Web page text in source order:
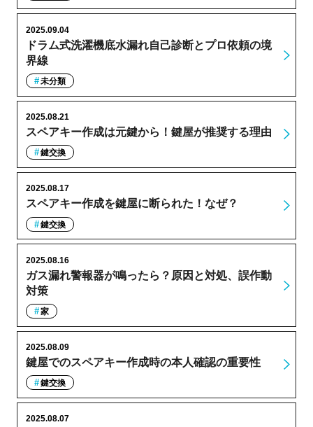
ドラム式洗濯機底水漏れ自己診断とプロ依頼の境
界線
2025.09.04
未分類
スペアキー作成は元鍵から！鍵屋が推奨する理由
2025.08.21
鍵交換
スペアキー作成を鍵屋に断られた！なぜ？
2025.08.17
鍵交換
ガス漏れ警報器が鳴ったら？原因と対処、誤作動
対策
2025.08.16
家
鍵屋でのスペアキー作成時の本人確認の重要性
2025.08.09
鍵交換
2025.08.07